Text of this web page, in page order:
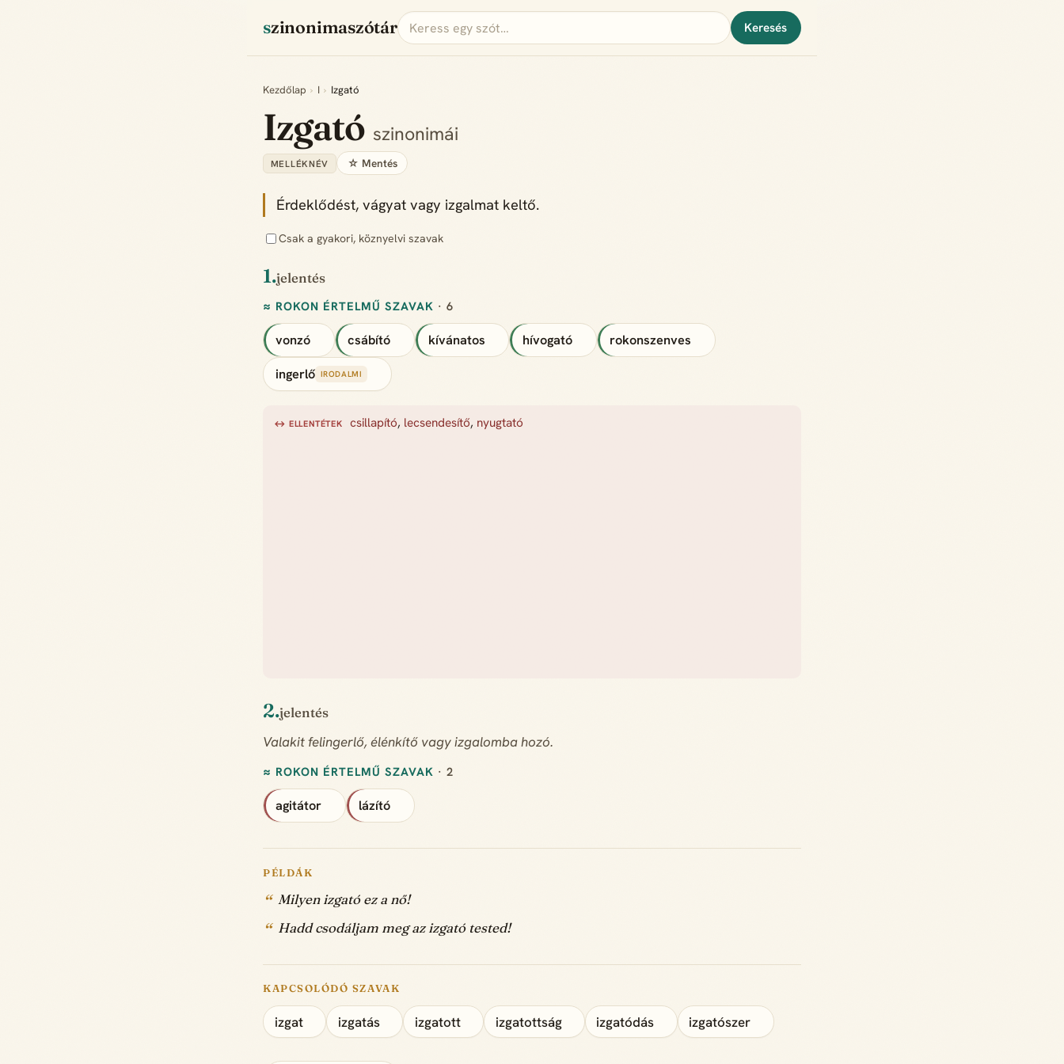
szinonimaszótár Keresés
Kezdőlap › I › Izgató
Izgató szinonimái
MELLÉKNÉV ☆ Mentés
Érdeklődést, vágyat vagy izgalmat keltő.
Csak a gyakori, köznyelvi szavak
1.jelentés
≈ ROKON ÉRTELMŰ SZAVAK · 6
vonzó csábító kívánatos hívogató rokonszenves
ingerlő IRODALMI
↔ ELLENTÉTEK csillapító, lecsendesítő, nyugtató
2.jelentés
Valakit felingerlő, élénkítő vagy izgalomba hozó.
≈ ROKON ÉRTELMŰ SZAVAK · 2
agitátor lázító
PÉLDÁK
Milyen izgató ez a nő!
Hadd csodáljam meg az izgató tested!
KAPCSOLÓDÓ SZAVAK
izgat izgatás izgatott izgatottság izgatódás izgatószer